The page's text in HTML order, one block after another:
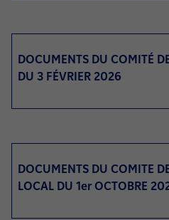
DOCUMENTS DU COMITÉ
DU 3 FÉVRIER 2026
DOCUMENTS DU COMITE
LOCAL DU 1er OCTOBRE